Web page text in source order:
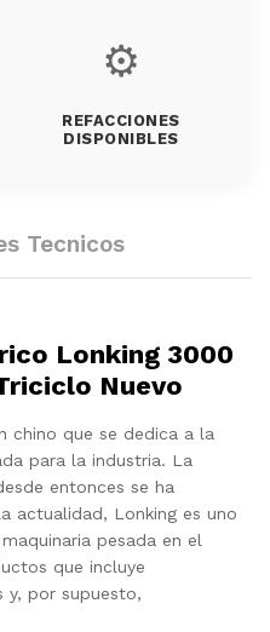
⚙️
REFACCIONES
DISPONIBLES
Tecnicos
Lonking 3000
Nuevo
chino que se dedica a la
para la industria. La
entonces se ha
actualidad, Lonking es uno
pesada en el
que incluye
y, por supuesto,